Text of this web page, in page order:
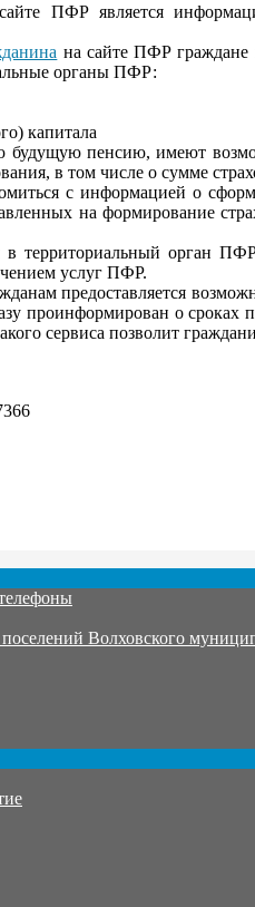
ПФР является
на сайте ПФР граждане
органы ПФР:
капитала
будущую пенсию, имеют
в том числе о сумме
с информацией о
на формирование
в территориальный орган
услуг ПФР.
предоставляется
проинформирован о сроках
сервиса позволит
Волховского